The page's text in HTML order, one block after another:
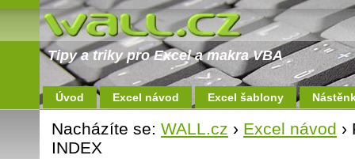
Tipy a triky pro Excel a makra VBA
Úvod Excel návod Excel šablony
Nacházíte se: WALL.cz › Excel návod ›
INDEX